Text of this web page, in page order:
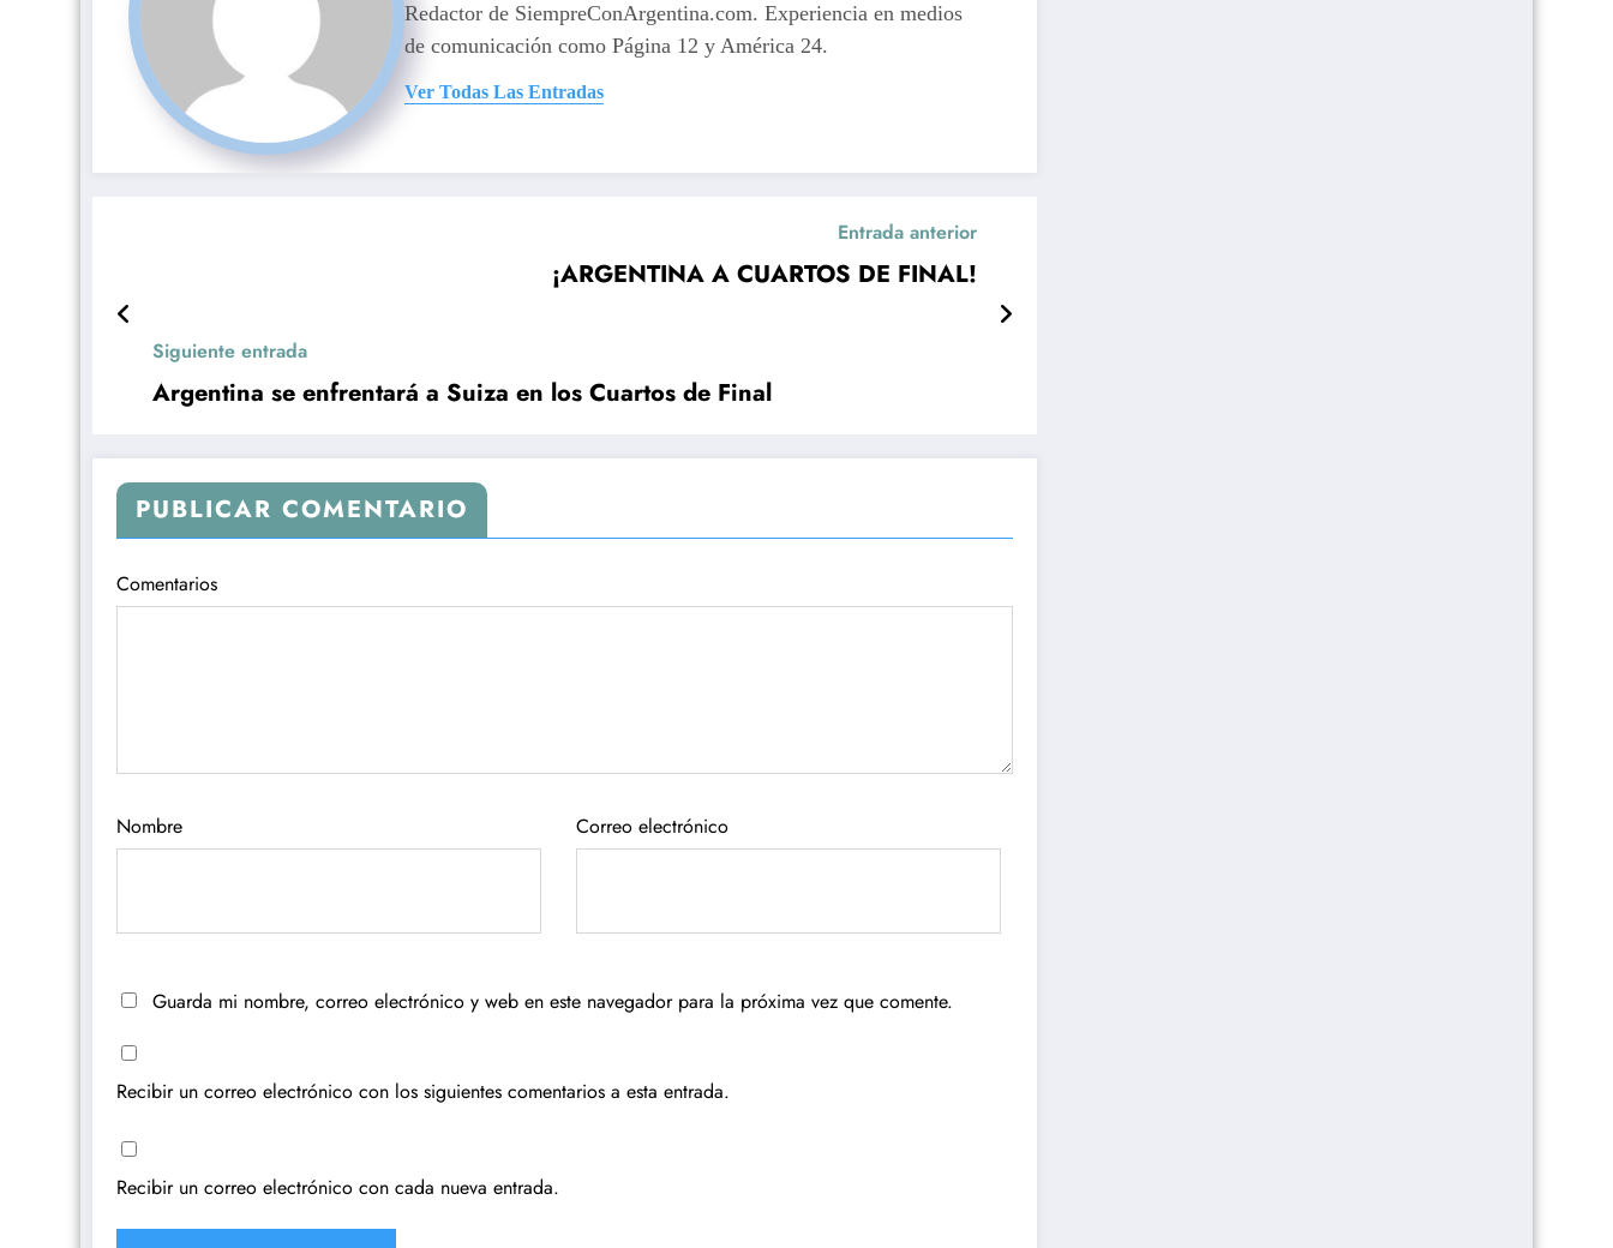
Redactor de SiempreConArgentina.com. Experiencia en medios
de comunicación como Página 12 y América 24.
Ver Todas Las Entradas
Entrada anterior
¡ARGENTINA A CUARTOS DE FINAL!
Siguiente entrada
Argentina se enfrentará a Suiza en los Cuartos de Final
PUBLICAR COMENTARIO
Comentarios
Nombre Correo electrónico
Guarda mi nombre, correo electrónico y web en este navegador para la próxima vez que comente.
Recibir un correo electrónico con los siguientes comentarios a esta entrada.
Recibir un correo electrónico con cada nueva entrada.